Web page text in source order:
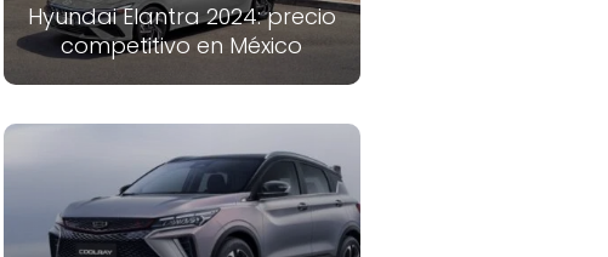
Hyundai Elantra 2024: precio
competitivo en México